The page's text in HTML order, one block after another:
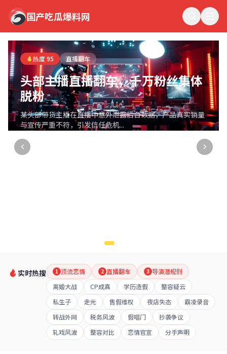
国产吃瓜爆料网
国产吃瓜爆料网
热度 95 直播翻车
头部主播直播翻车，千万粉丝集体
脱粉
某头部带货主播在直播中意外泄露后台数据，产品真实销量
与宣传严重不符，引发信任危机...
直播观察员
实时热搜 1 顶流恋情 2 直播翻车 3 导演潜规则
离婚大战
CP成真 学历造假
整容疑云
私生子
走光 售假维权 夜店失态
霸凌录音
转战外网
税务风波 假唱门
抄袭争议
轧戏风波
整容对比 恋情官宣 分手声明